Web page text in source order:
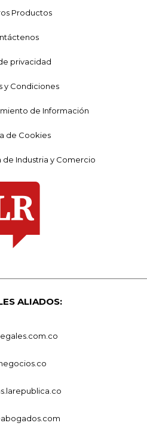
Productos
privacidad
y Condiciones
de Información
de Cookies
Industria y Comercio
ALIADOS: